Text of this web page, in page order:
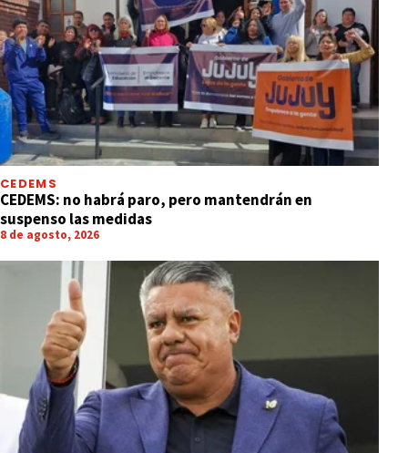
CEDEMS
CEDEMS: no habrá paro, pero mantendrán en
suspenso las medidas
8 de agosto, 2026